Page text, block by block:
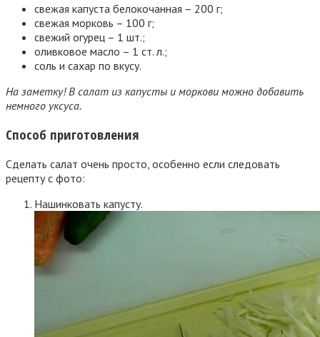
свежая капуста белокочанная – 200 г;
свежая морковь – 100 г;
свежий огурец – 1 шт.;
оливковое масло – 1 ст. л.;
соль и сахар по вкусу.
На заметку! В салат из капусты и моркови можно добавить
немного уксуса.
Способ приготовления
Сделать салат очень просто, особенно если следовать
рецепту с фото:
Нашинковать капусту.